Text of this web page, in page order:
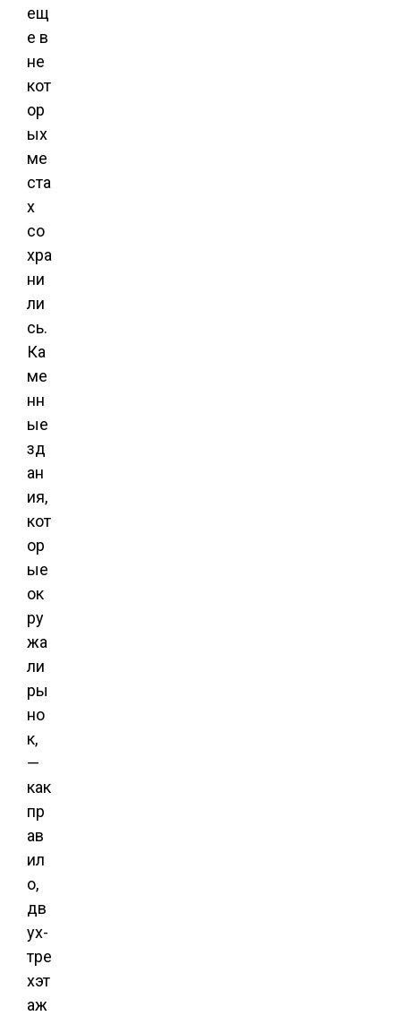
ещ
е в
не
кот
ор
ых
ме
ста
х
со
хра
ни
ли
сь.
Ка
ме
нн
ые
зд
ан
ия,
кот
ор
ые
ок
ру
жа
ли
ры
но
к,
—
как
пр
ав
ил
о,
дв
ух-
тре
хэт
аж